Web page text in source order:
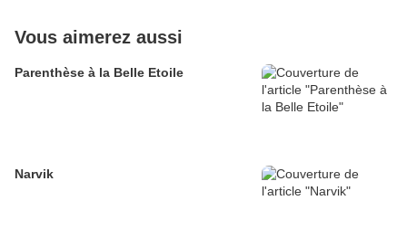
Vous aimerez aussi
Parenthèse à la Belle Etoile
Narvik